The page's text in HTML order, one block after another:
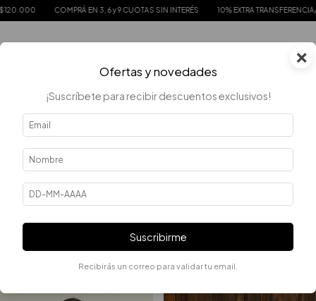
EN 3, 6 y 9 CUOTAS SIN INTERÉS 10% EXTRA TRANSFERENCIA/EFECTIVO
Error - 404
La página que estás buscando no existe.
QUIZÁS TE INTERESEN LOS SIGUIENTES PRODUCTOS.
×
Ofertas y novedades
¡Suscríbete para recibir descuentos exclusivos!
Suscribirme
Recibirás un correo para validar tu email.